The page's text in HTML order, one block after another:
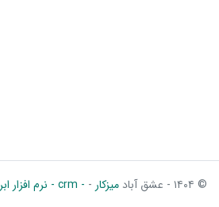
© ۱۴۰۴ - عشق آباد میزکار - - crm - نرم افزار ابری مدیریت کسب و کار